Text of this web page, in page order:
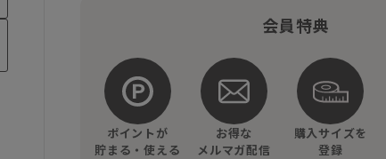
会員特典
ポイントが
貯まる・使える
お得な
メルマガ配信
購入サイズを
登録